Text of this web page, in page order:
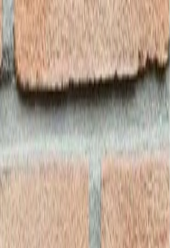
voeg
panden